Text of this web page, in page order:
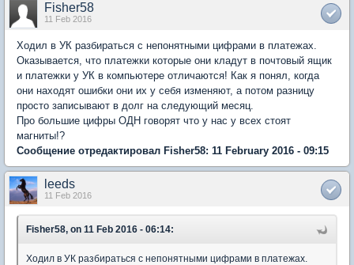
Fisher58
11 Feb 2016
Ходил в УК разбираться с непонятными цифрами в платежах.
Оказывается, что платежки которые они кладут в почтовый ящик
и платежки у УК в компьютере отличаются! Как я понял, когда
они находят ошибки они их у себя изменяют, а потом разницу
просто записывают в долг на следующий месяц.
Про большие цифры ОДН говорят что у нас у всех стоят
магниты!?
Сообщение отредактировал Fisher58: 11 February 2016 - 09:15
leeds
11 Feb 2016
Fisher58, on 11 Feb 2016 - 06:14:
Ходил в УК разбираться с непонятными цифрами в платежах.